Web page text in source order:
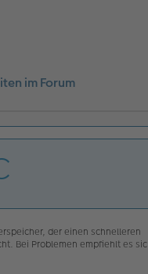
im Forum
der einen schnelleren
Bei Problemen empfiehlt es